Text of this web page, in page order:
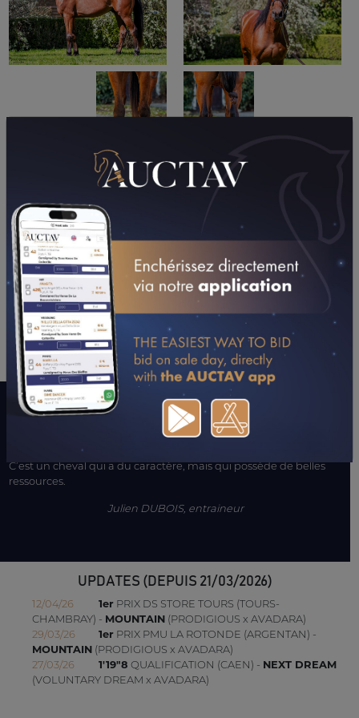
27/03/26 1'19"8 QUALIFICATION (CAEN)
CONSULTER SA FICHE SUR LETROT.COM
LE MOT DE L’ENTOURAGE
Il a été qualifié récemment sur l’hippodrome de Caen, en 1’19’’8.
C’est un cheval qui a du caractère, mais qui possède de belles
ressources.
Julien DUBOIS, entraineur
UPDATES (DEPUIS 21/03/2026)
12/04/26 1erPRIX DS STORE TOURS (TOURS-
CHAMBRAY) - MOUNTAIN(PRODIGIOUS x AVADARA)
29/03/26
1erPRIX PMU LA ROTONDE (ARGENTAN) -
MOUNTAIN(PRODIGIOUS x AVADARA)
27/03/26
1'19"8 QUALIFICATION (CAEN) - NEXT DREAM
(VOLUNTARY DREAM x AVADARA)